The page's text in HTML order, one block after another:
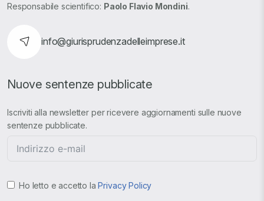
Responsabile scientifico: Paolo Flavio Mondini.
info@giurisprudenzadelleimprese.it
Nuove sentenze pubblicate
Iscriviti alla newsletter per ricevere aggiornamenti sulle nuove
sentenze pubblicate.
Ho letto e accetto laPrivacy Policy